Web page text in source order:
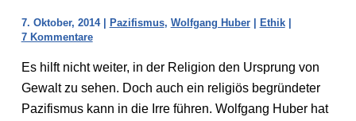
7. Oktober, 2014 | Pazifismus, Wolfgang Huber| Ethik|
7 Kommentare
Es hilft nicht weiter, in der Religion den Ursprung von
Gewalt zu sehen. Doch auch ein religiös begründeter
Pazifismus kann in die Irre führen. Wolfgang Huber hat